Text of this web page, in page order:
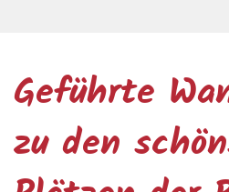
Geführte
zu den